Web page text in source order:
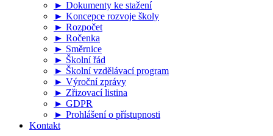
► Dokumenty ke stažení
► Koncepce rozvoje školy
► Rozpočet
► Ročenka
► Směrnice
► Školní řád
► Školní vzdělávací program
► Výroční zprávy
► Zřizovací listina
► GDPR
► Prohlášení o přístupnosti
Kontakt